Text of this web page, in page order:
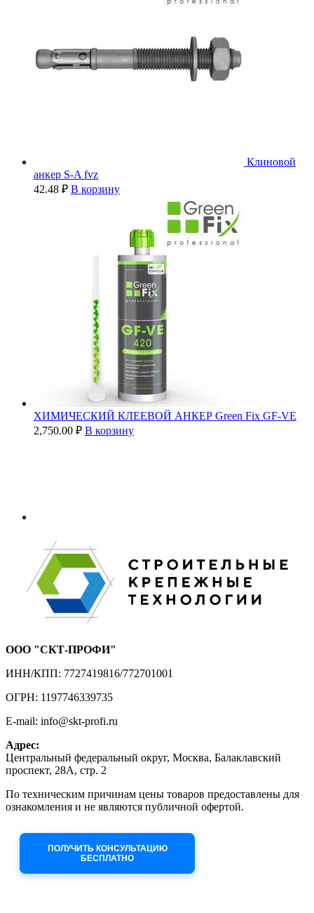
Клиновой
анкер S-A fvz
42.48 ₽ В корзину
ХИМИЧЕСКИЙ КЛЕЕВОЙ АНКЕР Green Fix GF-VE
2,750.00 ₽ В корзину
ООО "СКТ-ПРОФИ"
ИНН/КПП: 7727419816/772701001
ОГРН: 1197746339735
E-mail: info@skt-profi.ru
Адрес:
Центральный федеральный округ, Москва, Балаклавский
проспект, 28А, стр. 2
По техническим причинам цены товаров предоставлены для
ознакомления и не являются публичной офертой.
ПОЛУЧИТЬ КОНСУЛЬТАЦИЮ
БЕСПЛАТНО